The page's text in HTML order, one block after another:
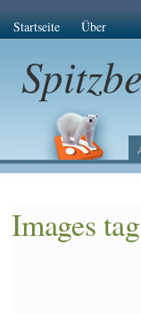
Startseite Über
Images